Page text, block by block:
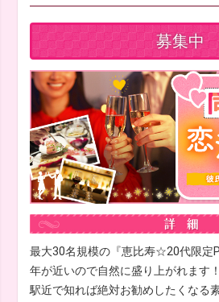
募集中
最大30名規模の『恵比寿☆20代限定
年が近いので自然に盛り上がれます！
駅近で知れば絶対お勧めしたくなる